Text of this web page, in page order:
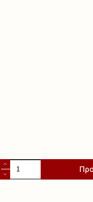
Ξύλινο
τραπεζάκι
"Τ7"